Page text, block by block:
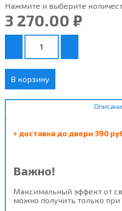
Нажмите и выберите
3 270.00 ₽
В корзину
+ доставка до двери 390
Важно!
Максимальный эффект от
можно получить только при